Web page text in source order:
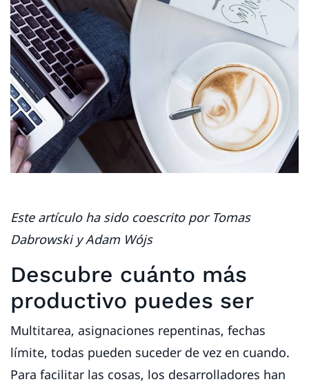
Este artículo ha sido coescrito por Tomas
Dabrowski y Adam Wójs
Descubre cuánto más
productivo puedes ser
Multitarea, asignaciones repentinas, fechas
límite, todas pueden suceder de vez en cuando.
Para facilitar las cosas, los desarrolladores han